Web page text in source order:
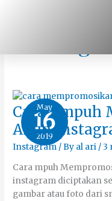
May
16
2019
Cara Ampuh
Akun
Instagram / By al ari /3
Cara mpuh
instagram diciptakan
gambar atau foto dari
Cara
Ampuh
Mempromosikan
Akun
Instagram